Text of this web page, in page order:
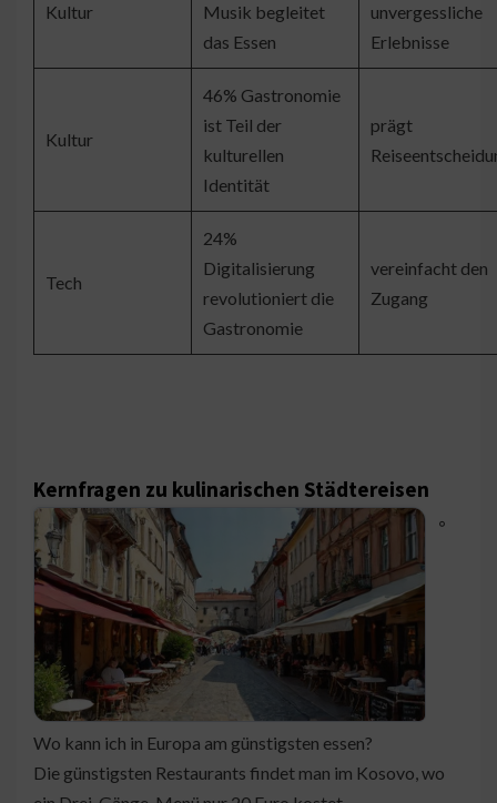
Kultur
Musik begleitet
das Essen
unvergessliche
Erlebnisse
Kultur
46% Gastronomie
ist Teil der
kulturellen
Identität
prägt
Tech
24%
Digitalisierung
revolutioniert die
Gastronomie
vereinfacht den
Zugang
Kernfragen zu kulinarischen Städtereisen
◦
Wo kann ich in Europa am günstigsten essen?
Die günstigsten Restaurants findet man im Kosovo, wo